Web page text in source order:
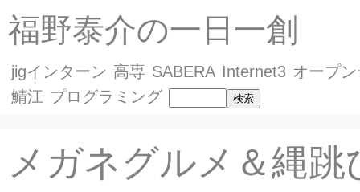
福野泰介の一日一創
jigインターン 高専 SABERA Internet3 オープ
鯖江 プログラミング
メガネグルメ＆縄跳